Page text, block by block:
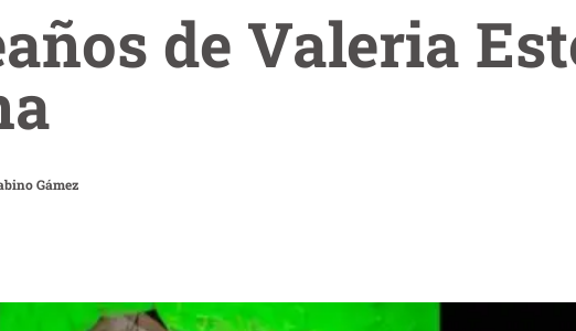
de Valeria
Gámez